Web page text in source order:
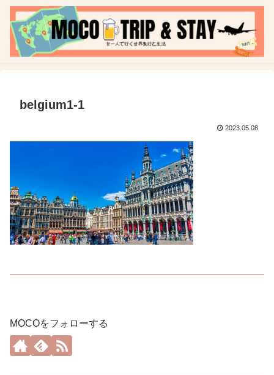
belgium1-1
2023.05.08
MOCOをフォローする